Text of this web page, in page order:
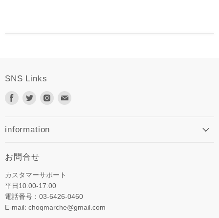
SNS Links
Facebook
つ
く
だ
さ
い
Twitter
つ
く
だ
さ
い
Instagram
さ
い
く
だ
information
お問合せ
カスタマーサポート
平日10:00-17:00
電話番号：03-6426-0460
E-mail: choqmarche@gmail.com